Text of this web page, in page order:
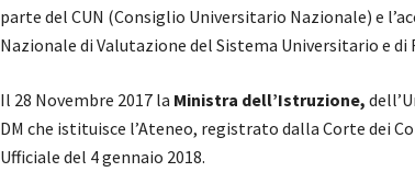
parte del CUN (Consiglio Universitario Nazionale) e
Nazionale di Valutazione del Sistema Universitario e di
Il 28 Novembre 2017 la Ministra dell’Istruzione,
DM che istituisce l’Ateneo, registrato dalla Corte dei
Ufficiale del 4 gennaio 2018.